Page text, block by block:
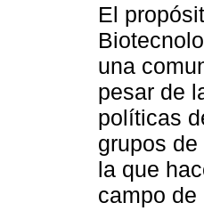
El
una
pesar de
políticas
grupos
la que
campo